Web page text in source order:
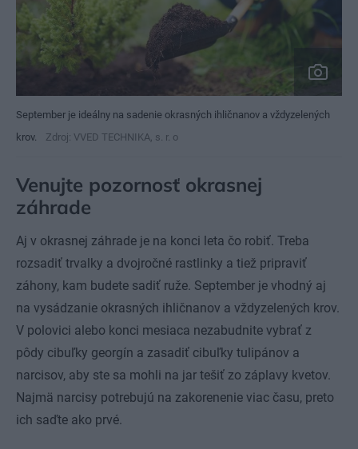
September je ideálny na sadenie okrasných ihličnanov a vždyzelených
krov.
Zdroj: VVED TECHNIKA, s. r. o
Venujte pozornosť okrasnej
záhrade
Aj v okrasnej záhrade je na konci leta čo robiť. Treba
rozsadiť trvalky a dvojročné rastlinky a tiež pripraviť
záhony, kam budete sadiť ruže. September je vhodný aj
na vysádzanie okrasných ihličnanov a vždyzelených krov.
V polovici alebo konci mesiaca nezabudnite vybrať z
pôdy cibuľky georgín a zasadiť cibuľky tulipánov a
narcisov, aby ste sa mohli na jar tešiť zo záplavy kvetov.
Najmä narcisy potrebujú na zakorenenie viac času, preto
ich saďte ako prvé.